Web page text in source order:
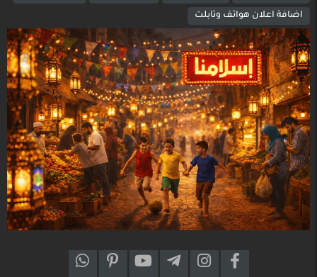
اضافة اعلان هواتف وتابلت